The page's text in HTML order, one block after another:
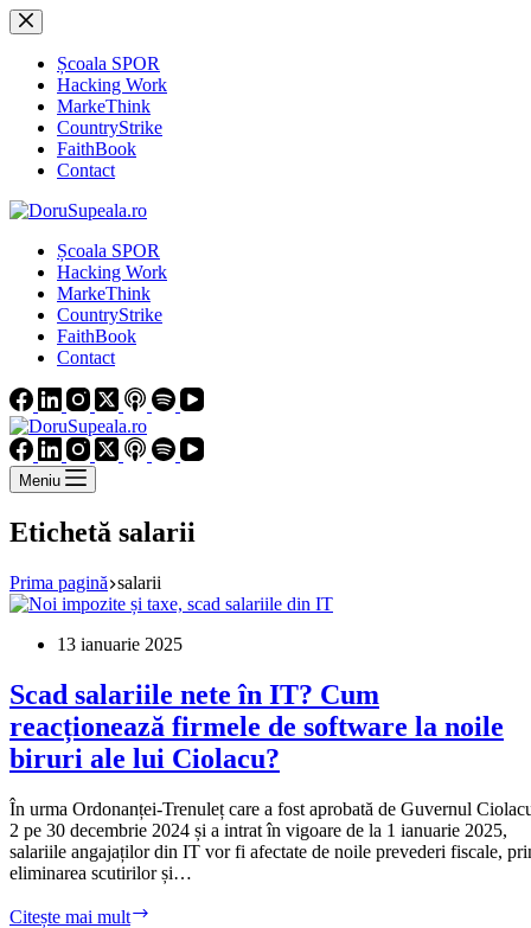
Sari
la
conținutȘcoala SPOR
Hacking Work
MarkeThink
CountryStrike
FaithBook
Contact
Școala SPOR
Hacking Work
MarkeThink
CountryStrike
FaithBook
Contact
Meniu
Etichetă salarii
Prima pagină salarii
13 ianuarie 2025
Scad salariile nete în IT? Cum
reacționează firmele de software la noile
biruri ale lui Ciolacu?
În urma Ordonanței-Trenuleț care a fost aprobată de Guvernul
2 pe 30 decembrie 2024 și a intrat în vigoare de la 1 ianuarie 2025,
salariile angajaților din IT vor fi afectate de noile prevederi fiscale,
eliminarea scutirilor și…
Citește mai mult